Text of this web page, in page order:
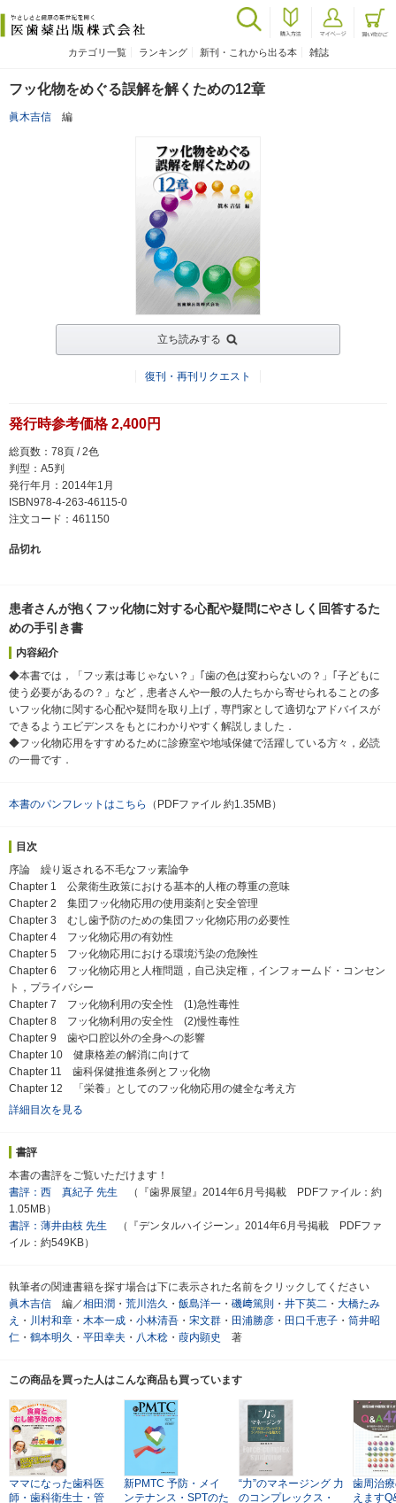
カテゴリ一覧 ランキング 新刊・これから出る本 雑誌
フッ化物をめぐる誤解を解くための12章
眞木吉信 編
立ち読みする
復刊・再刊リクエスト
発行時参考価格 2,400円
総頁数：78頁 / 2色
判型：A5判
発行年月：2014年1月
ISBN978-4-263-46115-0
注文コード：461150
品切れ
患者さんが抱くフッ化物に対する心配や疑問にやさしく回答するた
めの手引き書
内容紹介
◆本書では，「フッ素は毒じゃない？」｢歯の色は変わらないの？」｢子どもに
使う必要があるの？」など，患者さんや一般の人たちから寄せられることの多
いフッ化物に関する心配や疑問を取り上げ，専門家として適切なアドバイスが
できるようエビデンスをもとにわかりやすく解説しました．
◆フッ化物応用をすすめるために診療室や地域保健で活躍している方々，必読
の一冊です．
本書のパンフレットはこちら （PDFファイル 約1.35MB）
目次
序論 繰り返される不毛なフッ素論争
Chapter 1 公衆衛生政策における基本的人権の尊重の意味
Chapter 2 集団フッ化物応用の使用薬剤と安全管理
Chapter 3 むし歯予防のための集団フッ化物応用の必要性
Chapter 4 フッ化物応用の有効性
Chapter 5 フッ化物応用における環境汚染の危険性
Chapter 6 フッ化物応用と人権問題，自己決定権，インフォームド・コンセン
ト，プライバシー
Chapter 7 フッ化物利用の安全性 (1)急性毒性
Chapter 8 フッ化物利用の安全性 (2)慢性毒性
Chapter 9 歯や口腔以外の全身への影響
Chapter 10 健康格差の解消に向けて
Chapter 11 歯科保健推進条例とフッ化物
Chapter 12 「栄養」としてのフッ化物応用の健全な考え方
詳細目次を見る
書評
本書の書評をご覧いただけます！
書評：西 真紀子 先生 （『歯界展望』2014年6月号掲載 PDFファイル：約
1.05MB）
書評：薄井由枝 先生 （『デンタルハイジーン』2014年6月号掲載 PDFファ
イル：約549KB）
執筆者の関連書籍を探す場合は下に表示された名前をクリックしてください
眞木吉信 編／相田潤 ・ 荒川浩久 ・ 飯島洋一 ・ 磯﨑篤則 ・ 井下英二 ・ 大橋たみ
え
・ 川村和章 ・ 木本一成 ・ 小林清吾 ・ 宋文群 ・ 田浦勝彦 ・ 田口千恵子 ・ 筒井昭
仁 ・ 鶴本明久 ・ 平田幸夫 ・ 八木稔 ・ 葭内顕史 著
この商品を買った人はこんな商品も買っています
ママになった歯科医
師・歯科衛生士・管
新PMTC 予防・メイ
ンテナンス・SPTのた
“力”のマネージング 力
のコンプレックス・
歯周治
えます